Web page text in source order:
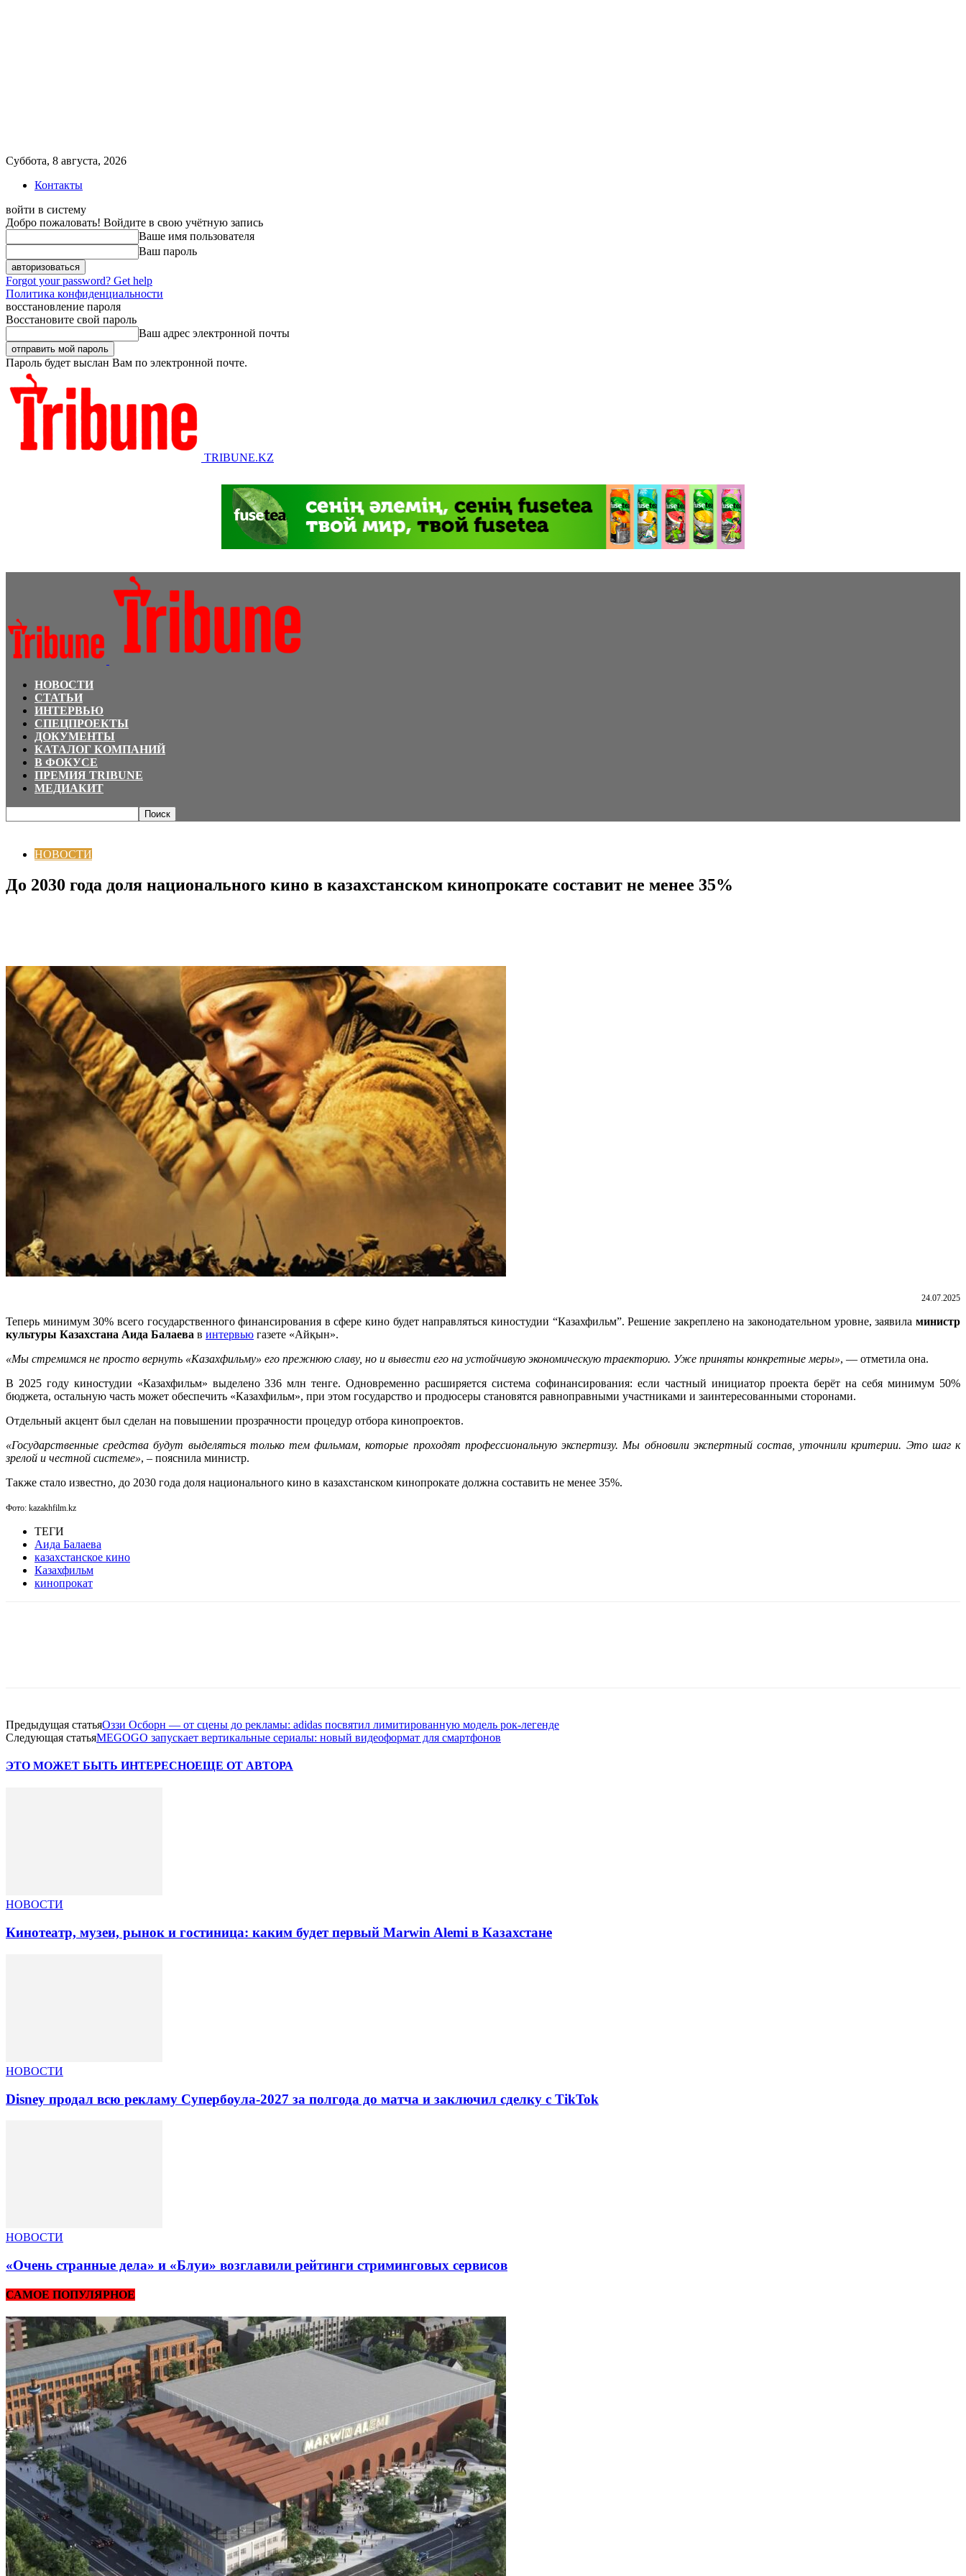
Суббота, 8 августа, 2026
Контакты
войти в систему
Добро пожаловать! Войдите в свою учётную запись
Ваше имя пользователя
Ваш пароль
Forgot your password? Get help
Политика конфиденциальности
восстановление пароля
Восстановите свой пароль
Ваш адрес электронной почты
Пароль будет выслан Вам по электронной почте.
TRIBUNE.KZ
НОВОСТИ
СТАТЬИ
ИНТЕРВЬЮ
СПЕЦПРОЕКТЫ
ДОКУМЕНТЫ
КАТАЛОГ КОМПАНИЙ
В ФОКУСЕ
ПРЕМИЯ TRIBUNE
МЕДИАКИТ
НОВОСТИ
До 2030 года доля национального кино в казахстанском кинопрокате составит не менее 35%
24.07.2025
Теперь минимум 30% всего государственного финансирования в сфере кино будет направляться киностудии “Казахфильм”. Решение закреплено на законодательном уровне, заявила министр
культуры Казахстана Аида Балаева в интервью газете «Айқын».
«Мы стремимся не просто вернуть «Казахфильму» его прежнюю славу, но и вывести его на устойчивую экономическую траекторию. Уже приняты конкретные меры», — отметила она.
В 2025 году киностудии «Казахфильм» выделено 336 млн тенге. Одновременно расширяется система софинансирования: если частный инициатор проекта берёт на себя минимум 50%
бюджета, остальную часть может обеспечить «Казахфильм», при этом государство и продюсеры становятся равноправными участниками и заинтересованными сторонами.
Отдельный акцент был сделан на повышении прозрачности процедур отбора кинопроектов.
«Государственные средства будут выделяться только тем фильмам, которые проходят профессиональную экспертизу. Мы обновили экспертный состав, уточнили критерии. Это шаг к
зрелой и честной системе», – пояснила министр.
Также стало известно, до 2030 года доля национального кино в казахстанском кинопрокате должна составить не менее 35%.
Фото: kazakhfilm.kz
ТЕГИ
Аида Балаева
казахстанское кино
Казахфильм
кинопрокат
Предыдущая статьяОззи Осборн — от сцены до рекламы: adidas посвятил лимитированную модель рок-легенде
Следующая статьяMEGOGO запускает вертикальные сериалы: новый видеоформат для смартфонов
ЭТО МОЖЕТ БЫТЬ ИНТЕРЕСНОЕЩЕ ОТ АВТОРА
НОВОСТИ
Кинотеатр, музеи, рынок и гостиница: каким будет первый Marwin Alemi в Казахстане
НОВОСТИ
Disney продал всю рекламу Супербоула-2027 за полгода до матча и заключил сделку с TikTok
НОВОСТИ
«Очень странные дела» и «Блуи» возглавили рейтинги стриминговых сервисов
САМОЕ ПОПУЛЯРНОЕ